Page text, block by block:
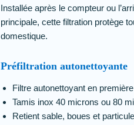
Installée après le compteur ou
principale, cette filtration protège
domestique.
Préfiltration autonettoyante
Filtre autonettoyant en
Tamis inox 40 microns ou 80
Retient sable, boues et